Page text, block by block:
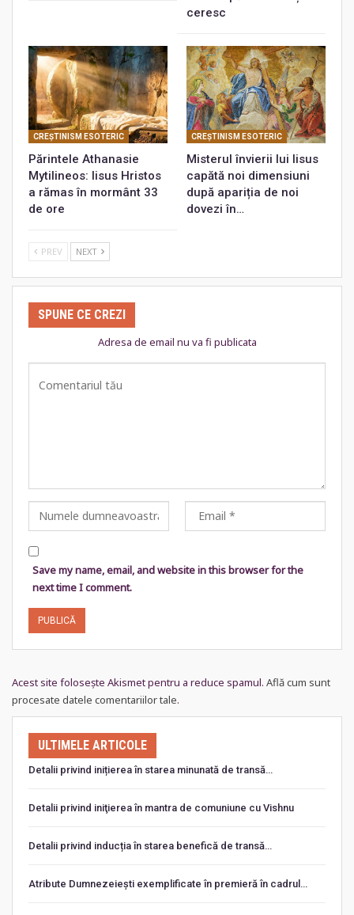
ceresc
CREŞTINISM ESOTERIC
Părintele Athanasie
Mytilineos: Iisus Hristos
a rămas în mormânt 33
de ore
CREŞTINISM ESOTERIC
Misterul învierii lui Iisus
capătă noi dimensiuni
după apariția de noi
dovezi în…
PREV NEXT
SPUNE CE CREZI
Adresa de email nu va fi publicata
Save my name, email, and website in this browser for the
next time I comment.
Acest site folosește Akismet pentru a reduce spamul. Află cum sunt
procesate datele comentariilor tale.
ULTIMELE ARTICOLE
Detalii privind inițierea în starea minunată de transă…
Detalii privind iniţierea în mantra de comuniune cu Vishnu
Detalii privind inducția în starea benefică de transă…
Atribute Dumnezeiești exemplificate în premieră în cadrul…